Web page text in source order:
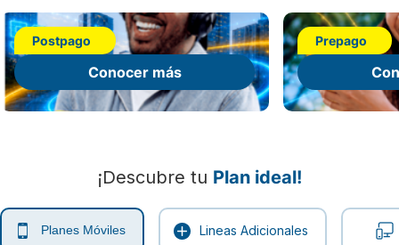
Postpago
Conocer más
Prepago
¡Descubre tu Plan ideal!
Planes Móviles Lineas Adicionales